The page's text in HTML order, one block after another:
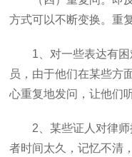
方式可以不断变换。重
1 、对一些表达有
员，由于他们在某些方
心重复地发问，让他们
2 、某些证人对律
者时间太久，记忆不清